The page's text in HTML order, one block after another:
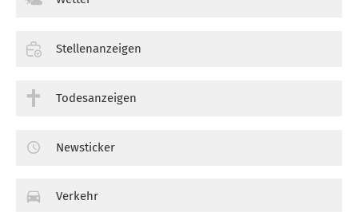
Stellenanzeigen
Todesanzeigen
Newsticker
Verkehr